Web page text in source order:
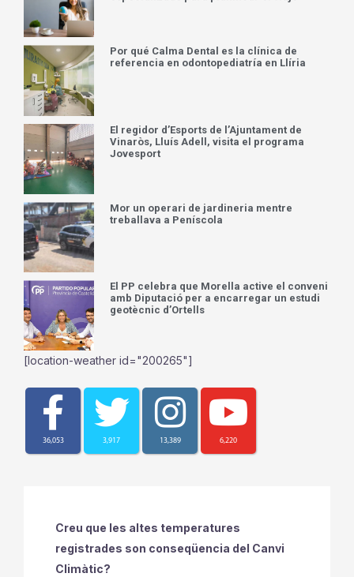
Por qué Calma Dental es la clínica de
referencia en odontopediatría en Llíria
El regidor d’Esports de l’Ajuntament de
Vinaròs, Lluís Adell, visita el programa
Jovesport
Mor un operari de jardineria mentre
treballava a Peníscola
El PP celebra que Morella active el conveni
amb Diputació per a encarregar un estudi
geotècnic d’Ortells
[location-weather id="200265"]
36,053 3,917 13,389 6,220
Creu que les altes temperatures
registrades son conseqüencia del Canvi
Climàtic?